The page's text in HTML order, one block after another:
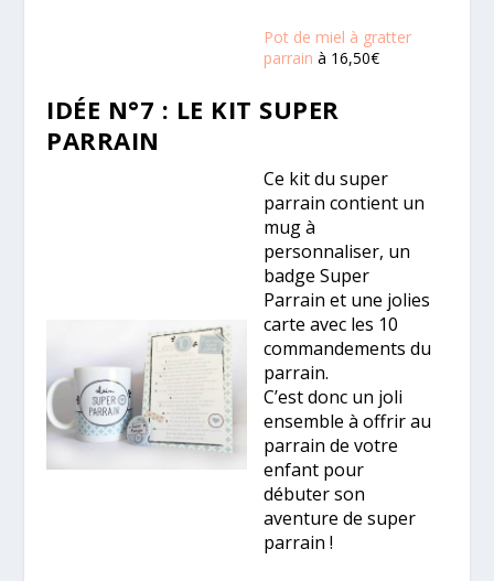
Pot de miel à gratter
parrain à 16,50€
IDÉE N°7 : LE KIT SUPER
PARRAIN
Ce kit du super
parrain contient un
mug à
personnaliser, un
badge Super
Parrain et une jolies
carte avec les 10
commandements du
parrain.
C’est donc un joli
ensemble à offrir au
parrain de votre
enfant pour
débuter son
aventure de super
parrain !